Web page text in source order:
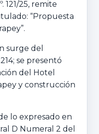
121/25, remite
“Propuesta
surge del
se presentó
del Hotel
y construcción
lo expresado en
D Numeral 2 del